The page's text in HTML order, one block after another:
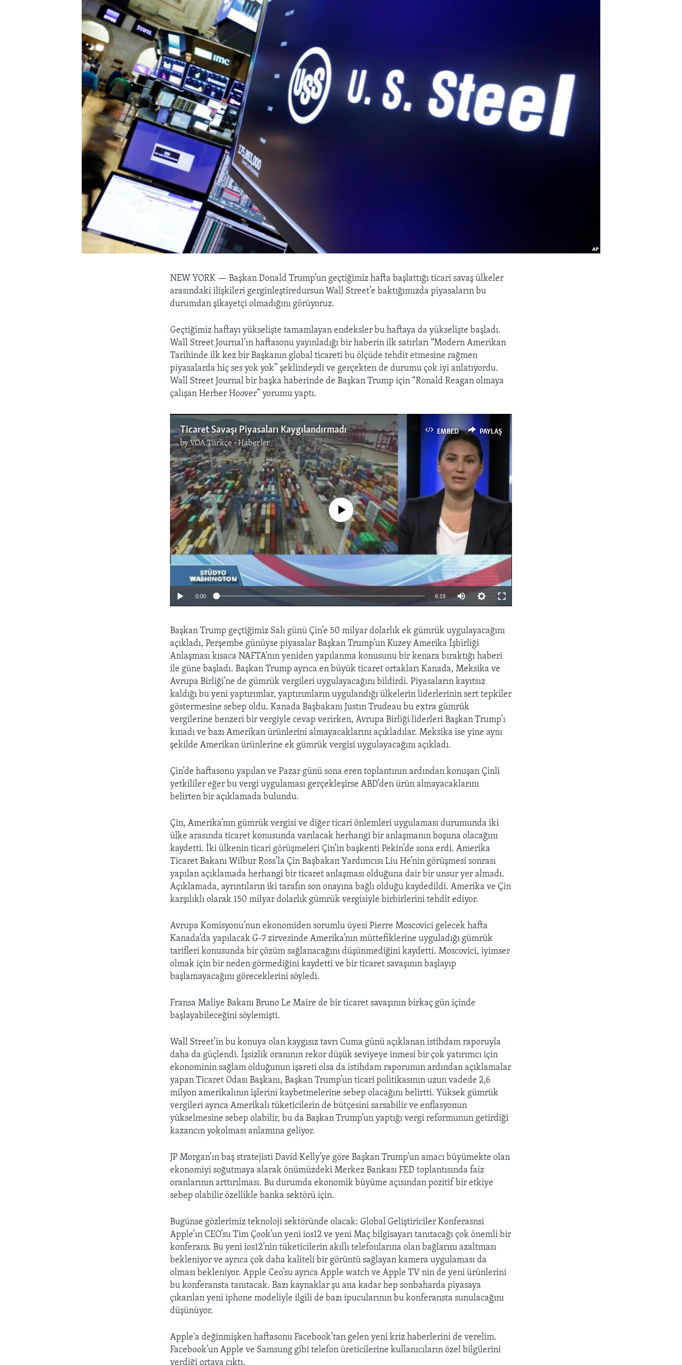
NEW YORK —Başkan Donald Trump’un geçtiğimiz hafta başlattığı ticari savaş ülkeler
arasındaki ilişkileri gerginleştiredursun Wall Street’e baktığımızda piyasaların bu
durumdan şikayetçi olmadığını görüyoruz.
Geçtiğimiz haftayı yükselişte tamamlayan endeksler bu haftaya da yükselişte başladı.
Wall Street Journal’ın haftasonu yayınladığı bir haberin ilk satırları “Modern Amerikan
Tarihinde ilk kez bir Başkanın global ticareti bu ölçüde tehdit etmesine rağmen
piyasalarda hiç ses yok yok” şeklindeydi ve gerçekten de durumu çok iyi anlatıyordu.
Wall Street Journal bir başka haberinde de Başkan Trump için “Ronald Reagan olmaya
çalışan Herber Hoover” yorumu yaptı.
EMBED PAYLAŞ
Ticaret Savaşı Piyasaları Kaygılandırmadı
byVOA Türkçe - Haberler
EMBED PAYLAŞ
No media source currently available
0:00 6:19
Başkan Trump geçtiğimiz Salı günü Çin’e 50 milyar dolarlık ek gümrük uygulayacağını
açıkladı, Perşembe günüyse piyasalar Başkan Trump’un Kuzey Amerika İşbirliği
Anlaşması kısaca NAFTA’nın yeniden yapılanma konusunu bir kenara bıraktığı haberi
ile güne başladı. Başkan Trump ayrıca en büyük ticaret ortakları Kanada, Meksika ve
Avrupa Birliği’ne de gümrük vergileri uygulayacağını bildirdi. Piyasaların kayıtsız
kaldığı bu yeni yaptırımlar, yaptırımların uygulandığı ülkelerin liderlerinin sert tepkiler
göstermesine sebep oldu. Kanada Başbakanı Justın Trudeau bu extra gümrük
vergilerine benzeri bir vergiyle cevap verirken, Avrupa Birliği liderleri Başkan Trump’ı
kınadı ve bazı Amerikan ürünlerini almayacaklarını açıkladılar. Meksika ise yine aynı
şekilde Amerikan ürünlerine ek gümrük vergisi uygulayacağını açıkladı.
Çin’de haftasonu yapılan ve Pazar günü sona eren toplantının ardından konuşan Çinli
yetkililer eğer bu vergi uygulaması gerçekleşirse ABD’den ürün almayacaklarını
belirten bir açıklamada bulundu.
Çin, Amerika’nın gümrük vergisi ve diğer ticari önlemleri uygulaması durumunda iki
ülke arasında ticaret konusunda varılacak herhangi bir anlaşmanın boşuna olacağını
kaydetti. İki ülkenin ticari görüşmeleri Çin’in başkenti Pekin’de sona erdi. Amerika
Ticaret Bakanı Wilbur Ross’la Çin Başbakan Yardımcısı Liu He’nin görüşmesi sonrası
yapılan açıklamada herhangi bir ticaret anlaşması olduğuna dair bir unsur yer almadı.
Açıklamada, ayrıntıların iki tarafın son onayına bağlı olduğu kaydedildi. Amerika ve Çin
karşılıklı olarak 150 milyar dolarlık gümrük vergisiyle birbirlerini tehdit ediyor.
Avrupa Komisyonu’nun ekonomiden sorumlu üyesi Pierre Moscovici gelecek hafta
Kanada’da yapılacak G-7 zirvesinde Amerika’nın müttefiklerine uyguladığı gümrük
tarifleri konusunda bir çözüm sağlanacağını düşünmediğini kaydetti. Moscovici, iyimser
olmak için bir neden görmediğini kaydetti ve bir ticaret savaşının başlayıp
başlamayacağını göreceklerini söyledi.
Fransa Maliye Bakanı Bruno Le Maire de bir ticaret savaşının birkaç gün içinde
başlayabileceğini söylemişti.
Wall Street’in bu konuya olan kaygısız tavrı Cuma günü açıklanan istihdam raporuyla
daha da güçlendi. İşsizlik oranının rekor düşük seviyeye inmesi bir çok yatırımcı için
ekonominin sağlam olduğunun işareti olsa da istihdam raporunun ardından açıklamalar
yapan Ticaret Odası Başkanı, Başkan Trump’un ticari politikasının uzun vadede 2,6
milyon amerikalının işlerini kaybetmelerine sebep olacağını belirtti. Yüksek gümrük
vergileri ayrıca Amerikalı tüketicilerin de bütçesini sarsabilir ve enflasyonun
yükselmesine sebep olabilir, bu da Başkan Trump’un yaptığı vergi reformunun getirdiği
kazancın yokolması anlamına geliyor.
JP Morgan’ın baş stratejisti David Kelly’ye göre Başkan Trump’un amacı büyümekte olan
ekonomiyi soğutmaya alarak önümüzdeki Merkez Bankası FED toplantısında faiz
oranlarının arttırılması. Bu durumda ekonomik büyüme açısından pozitif bir etkiye
sebep olabilir özellikle banka sektörü için.
Bugünse gözlerimiz teknoloji sektöründe olacak: Global Geliştiriciler Konferasnsi
Apple’ın CEO’su Tim Çook’un yeni ios12 ve yeni Maç bilgisayarı tanıtacağı çok önemli bir
konferans. Bu yeni ios12’nin tüketicilerin akıllı telefonlarına olan bağlarını azaltması
bekleniyor ve ayrıca çok daha kaliteli bir görüntü sağlayan kamera uygulaması da
olması bekleniyor. Apple Ceo’su ayrıca Apple watch ve Apple TV nin de yeni ürünlerini
bu konferansta tanıtacak. Bazı kaynaklar şu ana kadar hep sonbaharda piyasaya
çıkarılan yeni iphone modeliyle ilgili de bazı ipucularının bu konferansta sunulacağını
düşünüyor.
Apple'a değinmişken haftasonu Facebook’tan gelen yeni kriz haberlerini de verelim.
Facebook’un Apple ve Samsung gibi telefon üreticilerine kullanıcıların özel bilgilerini
verdiği ortaya çıktı.